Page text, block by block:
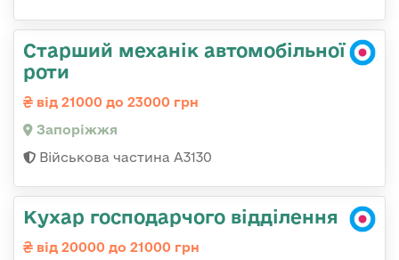
Старший механік автомобільної
роти
від 21000 до 23000 грн
Запоріжжя
Військова частина А3130
Кухар господарчого відділення
від 20000 до 21000 грн